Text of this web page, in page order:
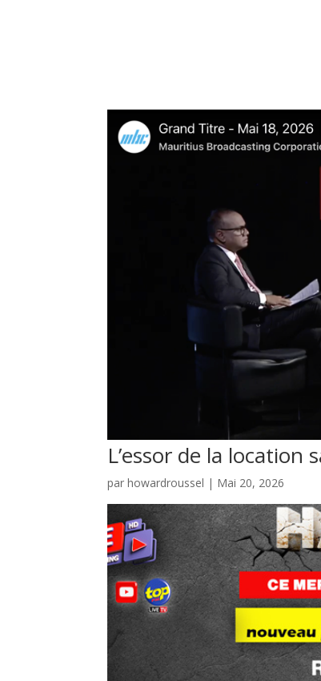
L’essor de la location
parhowardroussel | Mai 20, 2026